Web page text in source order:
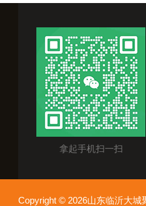
拿起手机扫一扫
Copyright © 2026山东临沂大